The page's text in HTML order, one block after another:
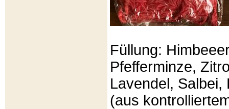
Füllung:
Pfefferminze,
Lavendel, Salbei,
(aus